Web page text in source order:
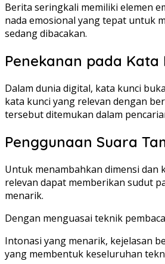
Berita seringkali memiliki elemen
nada emosional yang tepat untuk
sedang dibacakan.
Penekanan pada Kata
Dalam dunia digital, kata kunci
kata kunci yang relevan dengan
tersebut ditemukan dalam
Penggunaan Suara
Untuk menambahkan dimensi dan
relevan dapat memberikan sudut
menarik.
Dengan menguasai teknik
Intonasi yang menarik, kejelasan
yang membentuk keseluruhan